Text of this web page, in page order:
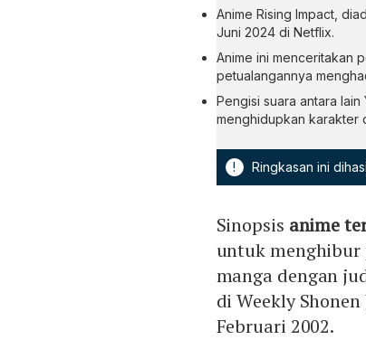
Anime Rising Impact,
Juni 2024 di Netflix.
Anime ini menceritakan
petualangannya
Pengisi suara antara lain
menghidupkan karakter
! Ringkasan ini
Sinopsis anime
untuk menghibur
manga dengan
di Weekly
Februari 2002.